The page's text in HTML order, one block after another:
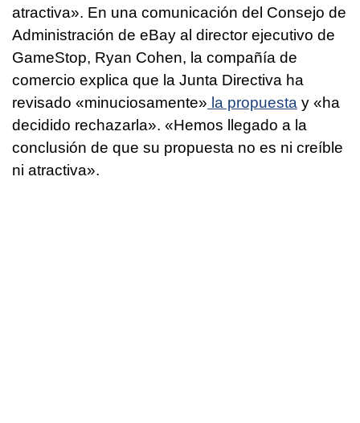
atractiva». En una comunicación del Consejo de
Administración de eBay al director ejecutivo de
GameStop, Ryan Cohen, la compañía de
comercio explica que la Junta Directiva ha
revisado «minuciosamente» la propuesta y «ha
decidido rechazarla». «Hemos llegado a la
conclusión de que su propuesta no es ni creíble
ni atractiva».